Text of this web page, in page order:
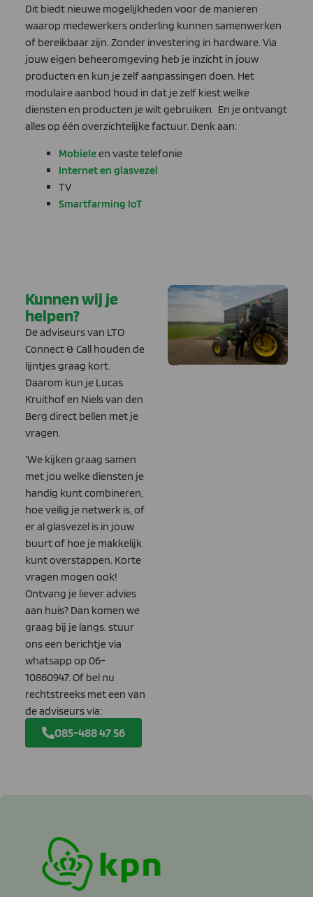
Dit biedt nieuwe mogelijkheden voor de manieren
waarop medewerkers onderling kunnen samenwerken
of bereikbaar zijn. Zonder investering in hardware. Via
jouw eigen beheeromgeving heb je inzicht in jouw
producten en kun je zelf aanpassingen doen. Het
modulaire aanbod houd in dat jezelf kiest welke
diensten en producten je wilt gebruiken. En je ontvangt
alles op één overzichtelijke factuur. Denk aan:
Mobieleen vaste telefonie
Internet en glasvezel
TV
Smartfarming IoT
Kunnen wij je
helpen?
De adviseurs van LTO
Connect & Call houden de
lijntjes graag kort.
Daarom kun je Lucas
Kruithof en Niels van den
Berg direct bellen met je
vragen.
‘We kijken graag samen
met jou welke diensten je
handig kunt combineren,
hoe veilig je netwerk is, of
er al glasvezel is in jouw
buurt of hoe je makkelijk
kunt overstappen. Korte
vragen mogen ook!
Ontvang je liever advies
aan huis? Dan komen we
graag bij je langs. stuur
ons een berichtje via
whatsapp op 06-
10860947. Of bel nu
rechtstreeks met een van
de adviseurs via:
085-488 47 56